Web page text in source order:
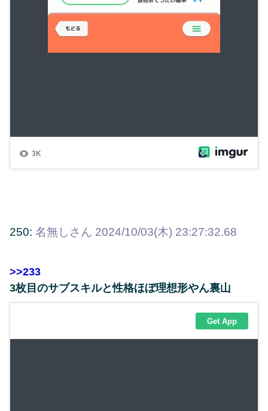
250: 名無しさん 2024/10/03(木) 23:27:32.68
>>233
3枚目のサブスキルと性格ほぼ理想形やん裏山